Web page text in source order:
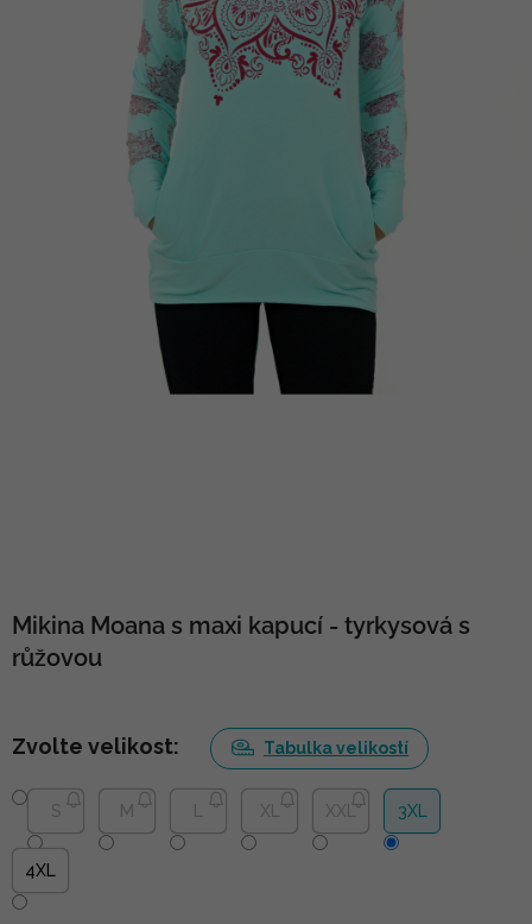
Mikina Moana s maxi kapucí - tyrkysová s
růžovou
Zvolte velikost: Tabulka velikostí
S M XL XXL 3XL
4XL